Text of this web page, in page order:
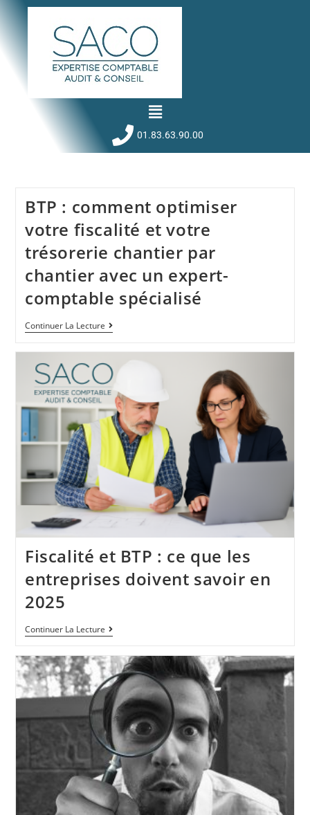
01.83.63.90.00
BTP : comment optimiser
votre fiscalité et votre
trésorerie chantier par
chantier avec un expert-
comptable spécialisé
Continuer La Lecture
Fiscalité et BTP : ce que les
entreprises doivent savoir en
2025
Continuer La Lecture